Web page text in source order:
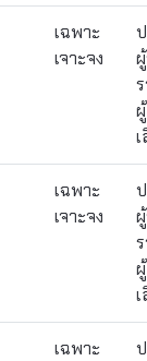
เฉพาะ
เจาะจง
เฉพาะ
เจาะจง
เฉพาะ